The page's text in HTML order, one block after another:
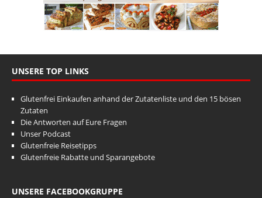
UNSERE TOP LINKS
Glutenfrei Einkaufen anhand der Zutatenliste und den 15 bösen
Zutaten
Die Antworten auf Eure Fragen
Unser Podcast
Glutenfreie Reisetipps
Glutenfreie Rabatte und Sparangebote
UNSERE FACEBOOKGRUPPE